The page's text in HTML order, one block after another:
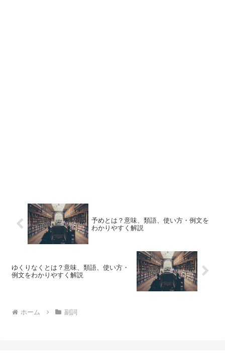
予めとは？意味、類語、使い方・例文を
わかりやすく解説
ゆくりなくとは？意味、類語、使い方・
例文をわかりやすく解説
ホーム 副詞